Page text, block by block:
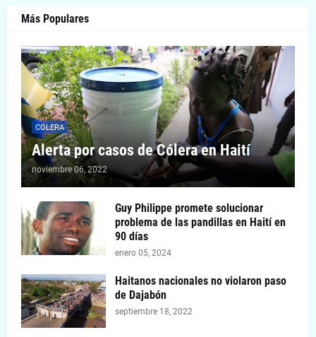
Más Populares
COLERA
Alerta por casos de Cólera en Haití
noviembre 06, 2022
Guy Philippe promete solucionar
problema de las pandillas en Haití en
90 días
enero 05, 2024
Haitanos nacionales no violaron paso
de Dajabón
septiembre 18, 2022